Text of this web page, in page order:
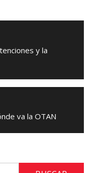
y la
va la OTAN